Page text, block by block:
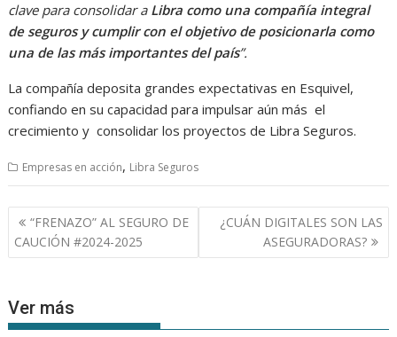
clave para consolidar a Libra como una compañía integral
de seguros y cumplir con el objetivo de posicionarla como
una de las más importantes del país”.
La compañía deposita grandes expectativas en Esquivel,
confiando en su capacidad para impulsar aún más el
crecimiento y consolidar los proyectos de Libra Seguros.
Empresas en acción, Libra Seguros
Navegación
de
entradas
“FRENAZO” AL SEGURO DE
CAUCIÓN #2024-2025
¿CUÁN DIGITALES SON LAS
ASEGURADORAS?
Ver más